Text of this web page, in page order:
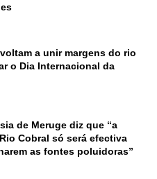
a unir margens do rio
o Dia Internacional da
de Meruge diz que “a
Cobral só será efectiva
as fontes poluidoras”